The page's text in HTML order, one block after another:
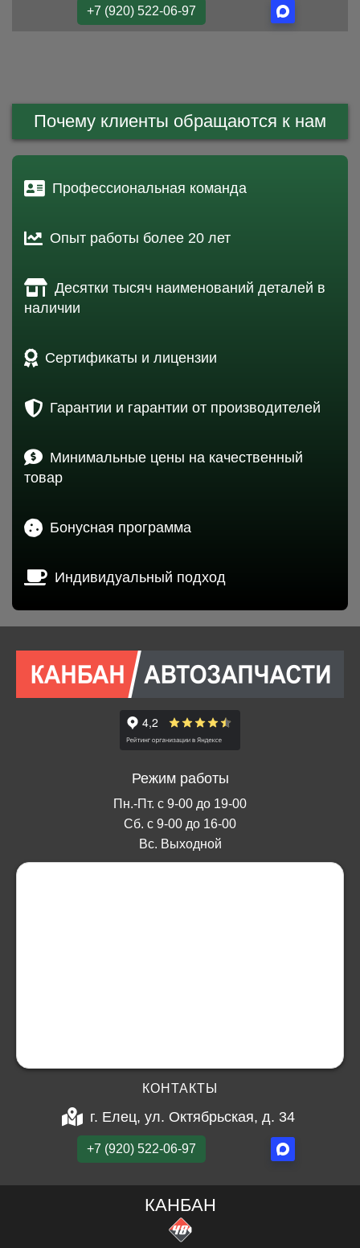
+7 (920) 522-06-97
Почему клиенты обращаются к нам
Профессиональная команда
Опыт работы более 20 лет
Десятки тысяч наименований деталей в
наличии
Сертификаты и лицензии
Гарантии и гарантии от производителей
Минимальные цены на качественный
товар
Бонусная программа
Индивидуальный подход
Режим работы
Пн.-Пт. с 9-00 до 19-00
Сб. с 9-00 до 16-00
Вс. Выходной
КОНТАКТЫ
г. Елец, ул. Октябрьская, д. 34
+7 (920) 522-06-97
КАНБАН